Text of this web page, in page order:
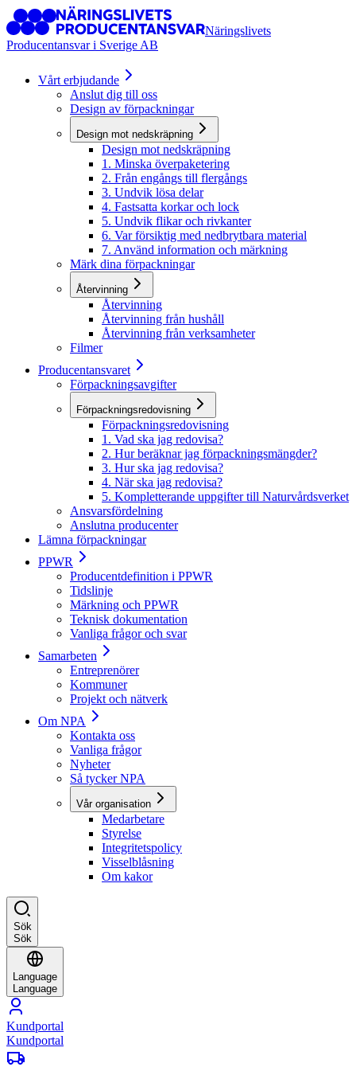
Näringslivets
Producentansvar i Sverige AB
Vårt erbjudande
Anslut dig till oss
Design av förpackningar
Design mot nedskräpning
Design mot nedskräpning
1. Minska överpaketering
2. Från engångs till flergångs
3. Undvik lösa delar
4. Fastsatta korkar och lock
5. Undvik flikar och rivkanter
6. Var försiktig med nedbrytbara material
7. Använd information och märkning
Märk dina förpackningar
Återvinning
Återvinning
Återvinning från hushåll
Återvinning från verksamheter
Filmer
Producentansvaret
Förpackningsavgifter
Förpackningsredovisning
Förpackningsredovisning
1. Vad ska jag redovisa?
2. Hur beräknar jag förpackningsmängder?
3. Hur ska jag redovisa?
4. När ska jag redovisa?
5. Kompletterande uppgifter till Naturvårdsverket
Ansvarsfördelning
Anslutna producenter
Lämna förpackningar
PPWR
Producentdefinition i PPWR
Tidslinje
Märkning och PPWR
Teknisk dokumentation
Vanliga frågor och svar
Samarbeten
Entreprenörer
Kommuner
Projekt och nätverk
Om NPA
Kontakta oss
Vanliga frågor
Nyheter
Så tycker NPA
Vår organisation
Medarbetare
Styrelse
Integritetspolicy
Visselblåsning
Om kakor
Sök
Sök
Language
Language
Kundportal
Kundportal